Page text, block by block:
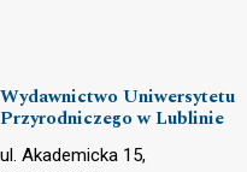
Wydawnictwo Uniwersytetu
Przyrodniczego w Lublinie
ul. Akademicka 15,